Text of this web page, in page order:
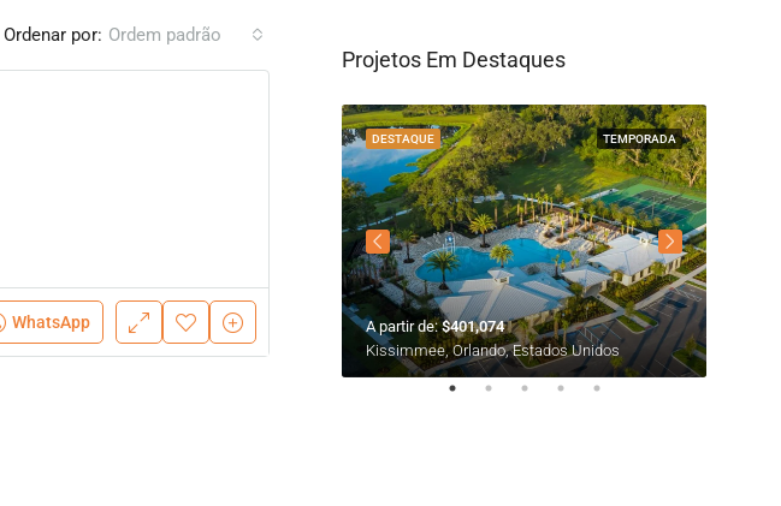
Ordenar por: Ordem padrão
WhatsApp
Projetos Em Destaques
A partir de:$525,990
TEMPORADA
DESTAQUE
A partir de:$401,074
Kissimmee, Orlando, Estados Unidos